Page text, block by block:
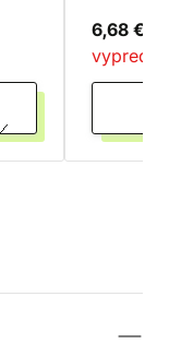
6,68 €